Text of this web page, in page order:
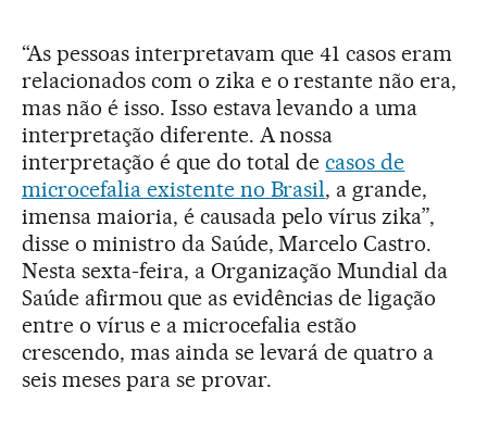
“As pessoas interpretavam que 41 casos eram
relacionados com o zika e o restante não era,
mas não é isso. Isso estava levando a uma
interpretação diferente. A nossa
interpretação é que do total decasos de
microcefalia existente no Brasil, a grande,
imensa maioria, é causada pelo vírus zika”,
disse o ministro da Saúde, Marcelo Castro.
Nesta sexta-feira, a Organização Mundial da
Saúde afirmou que as evidências de ligação
entre o vírus e a microcefalia estão
crescendo, mas ainda se levará de quatro a
seis meses para se provar.